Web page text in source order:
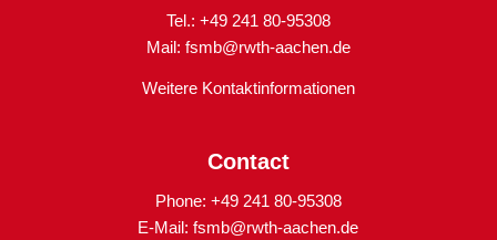
Tel.: +49 241 80-95308
Mail: fsmb@rwth-aachen.de
Weitere Kontaktinformationen
Contact
Phone: +49 241 80-95308
E-Mail:fsmb@rwth-aachen.de